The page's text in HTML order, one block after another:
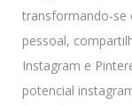
transformando-se
pessoal,
Instagram e
potencial